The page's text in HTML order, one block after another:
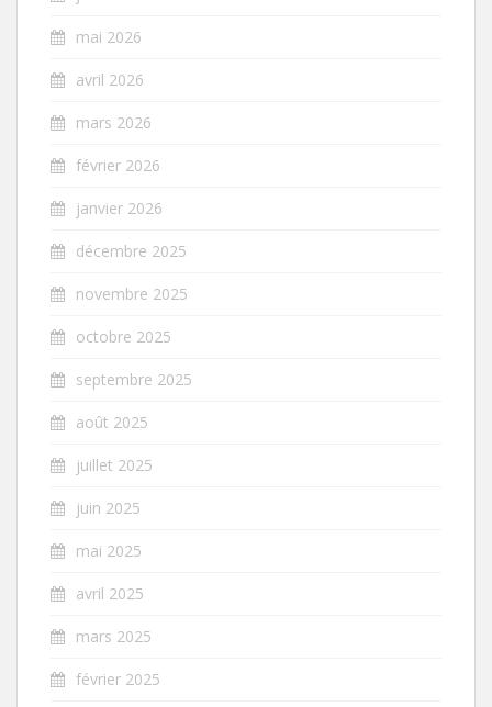
mai 2026
avril 2026
mars 2026
février 2026
janvier 2026
décembre 2025
novembre 2025
octobre 2025
septembre 2025
août 2025
juillet 2025
juin 2025
mai 2025
avril 2025
mars 2025
février 2025